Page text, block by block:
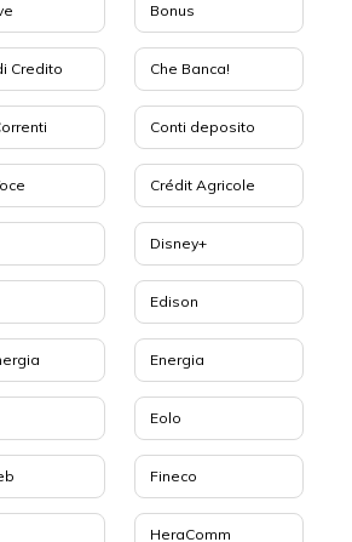
Bonus
Credito Che Banca!
Conti deposito
Crédit Agricole
Disney+
Edison
Energia
Eolo
Fineco
HeraComm